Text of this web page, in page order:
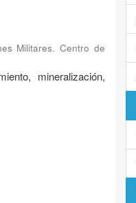
Militares. Centro de
mineralización,